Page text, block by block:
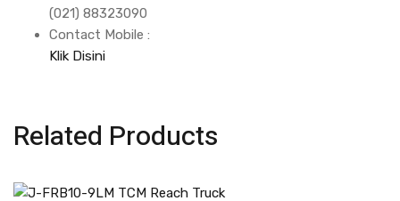
(021) 88323090
Contact Mobile :
Klik Disini
Related Products